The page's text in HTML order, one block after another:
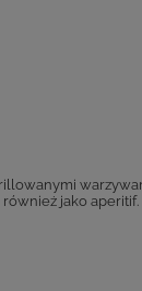
jako aperitif.